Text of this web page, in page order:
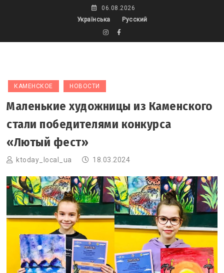
06.08.2026
Українська
Русский
КАМЕНСКОЕ НОВОСТИ
Маленькие художницы из Каменского
стали победителями конкурса
«Лютый фест»
ktoday_local_ua 18.03.2024